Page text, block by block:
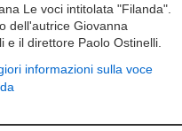
Le voci intitolata "Filanda".
dell'autrice Giovanna
e il direttore Paolo Ostinelli.
informazioni sulla voce